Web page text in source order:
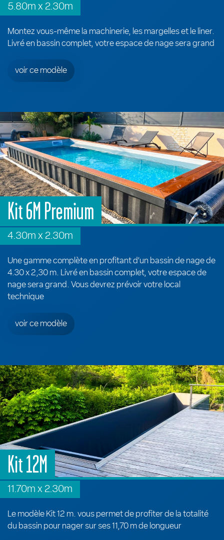
5.80m x 2.30m
Montez vous-même la machinerie, les margelles et le liner.
Livré en bassin complet, votre espace de nage sera grand
voir ce modèle
Kit 6M Premium
4.30m x 2.30m
Une gamme complète en profitant d’un bassin de nage de
4.30 x 2,30 m. Livré en bassin complet, votre espace de
nage sera grand. Vous devrez prévoir votre local
technique
voir ce modèle
Kit 12M
11.70m x 2.30m
Le modèle Kit 12 m. vous permet de profiter de la totalité
du bassin pour nager sur ses 11,70 m de longueur